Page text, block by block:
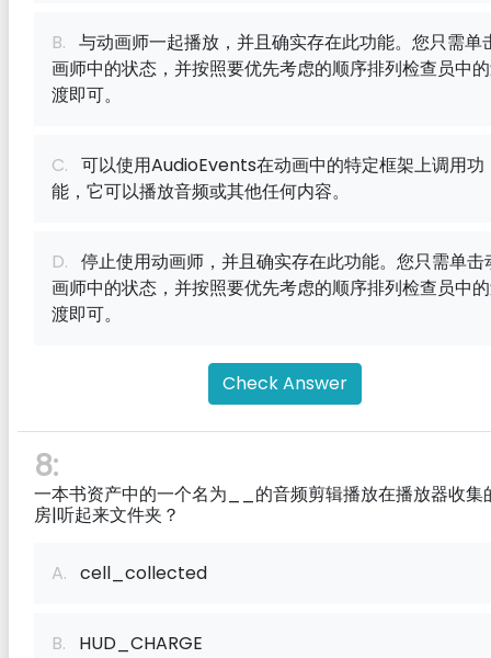
B. 与动画师一起播放，并且确实存在此功能。您只需单
画师中的状态，并按照要优先考虑的顺序排列检查员中
渡即可。
C. 可以使用AudioEvents在动画中的特定框架上调用功
能，它可以播放音频或其他任何内容。
D. 停止使用动画师，并且确实存在此功能。您只需单击
画师中的状态，并按照要优先考虑的顺序排列检查员中
渡即可。
Check Answer
8:
一本书资产中的一个名为__的音频剪辑播放在播放器收集
房|听起来文件夹？
A. cell_collected
B. HUD_CHARGE